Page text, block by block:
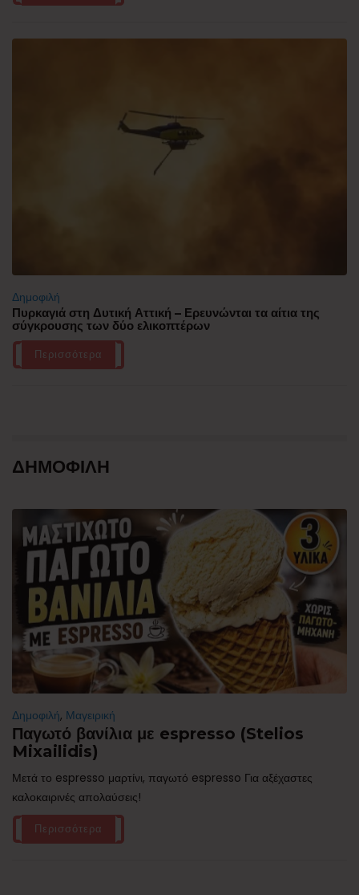
Δημοφιλή
Πυρκαγιά στη Δυτική Αττική – Ερευνώνται τα αίτια της
σύγκρουσης των δύο ελικοπτέρων
Περισσότερα
ΔΗΜΟΦΙΛΗ
Δημοφιλή, Μαγειρική
Παγωτό βανίλια με espresso (Stelios
Mixailidis)
Μετά το espresso μαρτίνι, παγωτό espresso Για αξέχαστες
καλοκαιρινές απολαύσεις!
Περισσότερα